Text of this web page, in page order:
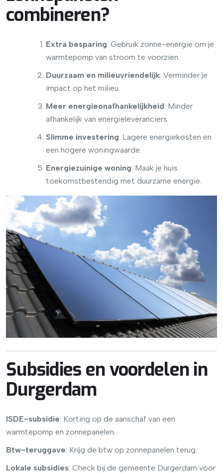
combineren?
Extra besparing: Gebruik zonne-energie om je
warmtepomp van stroom te voorzien.
Duurzaam en milieuvriendelijk: Verminder je
impact op het milieu.
Meer energieonafhankelijkheid: Minder
afhankelijk van energieleveranciers.
Slimme investering: Lagere energiekosten en
een hogere woningwaarde.
Energiezuinige woning: Maak je huis
toekomstbestendig met duurzame energie.
Subsidies en voordelen in
Durgerdam
ISDE-subsidie: Korting op de aanschaf van een
warmtepomp en zonnepanelen.
Btw-teruggave: Krijg de btw op zonnepanelen terug.
Lokale subsidies: Check bij de gemeente Durgerdam voor